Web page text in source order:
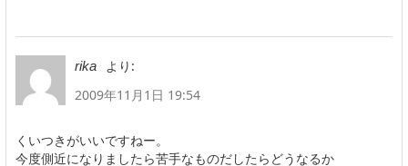
rika
より:
2009年11月1日 19:54
くいつきがいいですねー。
今度側近になりましたら苦手なものだしたらどうなるか